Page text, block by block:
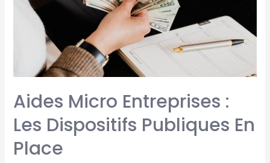
Aides Micro Entreprises :
Les Dispositifs Publiques En
Place